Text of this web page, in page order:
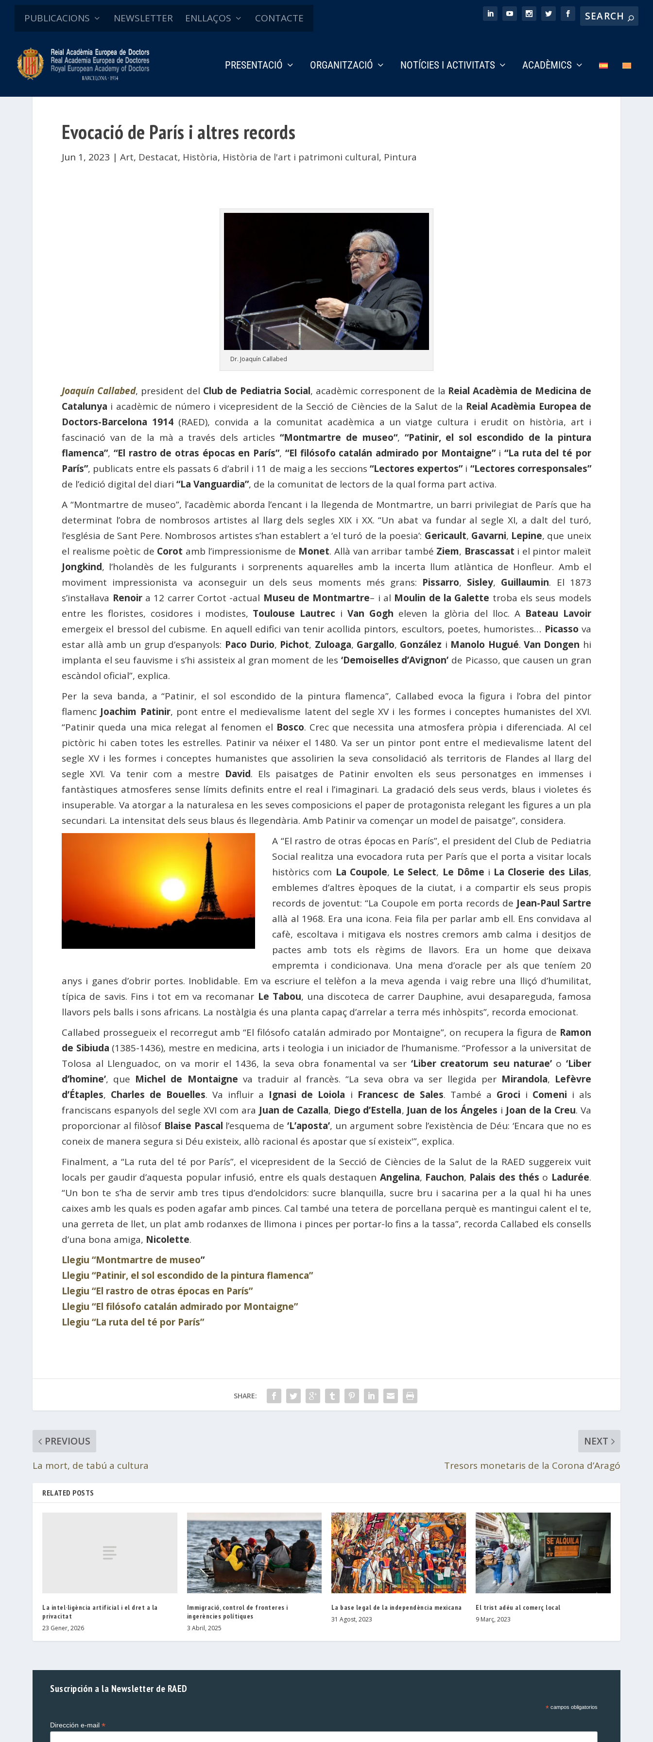
PUBLICACIONS NEWSLETTER ENLLAÇOS CONTACTE
PRESENTACIÓ ORGANITZACIÓ NOTÍCIES I ACTIVITATS ACADÈMICS
Evocació de París i altres records
Jun 1, 2023 |Art, Destacat, Història, Història de l'art i patrimoni cultural, Pintura
Dr. Joaquín Callabed
Joaquín Callabed, president del Club de Pediatria Social, acadèmic corresponent de la Reial Acadèmia de Medicina de
Catalunya i acadèmic de número i vicepresident de la Secció de Ciències de la Salut de la Reial Acadèmia Europea de
Doctors-Barcelona 1914 (RAED), convida a la comunitat acadèmica a un viatge cultura i erudit on història, art i
fascinació van de la mà a través dels articles “Montmartre de museo“, “Patinir, el sol escondido de la pintura
flamenca”, “El rastro de otras épocas en París”, “El filósofo catalán admirado por Montaigne”i “La ruta del té por
París”, publicats entre els passats 6 d’abril i 11 de maig a les seccions “Lectores expertos”i “Lectores corresponsales”
de l’edició digital del diari“La Vanguardia”, de la comunitat de lectors de la qual forma part activa.
A “Montmartre de museo”, l’acadèmic aborda l’encant i la llegenda de Montmartre, un barri privilegiat de París que ha
determinat l’obra de nombrosos artistes al llarg dels segles XIX i XX. “Un abat va fundar al segle XI, a dalt del turó,
l’església de Sant Pere. Nombrosos artistes s’han establert a ‘el turó de la poesia’: Gericault, Gavarni, Lepine, que uneix
el realisme poètic de Corot amb l’impressionisme de Monet. Allà van arribar també Ziem, Brascassat i el pintor maleït
Jongkind, l’holandès de les fulgurants i sorprenents aquarel·les amb la incerta llum atlàntica de Honfleur. Amb el
moviment impressionista va aconseguir un dels seus moments més grans: Pissarro, Sisley, Guillaumin. El 1873
s’instal·lava Renoira 12 carrer Cortot -actual Museu de Montmartre– i al Moulin de la Galette troba els seus models
entre les floristes, cosidores i modistes, Toulouse Lautrec iVan Gogh eleven la glòria del lloc. A Bateau Lavoir
emergeix el bressol del cubisme. En aquell edifici van tenir acollida pintors, escultors, poetes, humoristes… Picasso va
estar allà amb un grup d’espanyols: Paco Durio, Pichot, Zuloaga, Gargallo, González i Manolo Hugué.Van Dongen hi
implanta el seu fauvisme i s’hi assisteix al gran moment de les ‘Demoiselles d’Avignon’ de Picasso, que causen un gran
escàndol oficial”, explica.
Per la seva banda, a “Patinir, el sol escondido de la pintura flamenca”, Callabed evoca la figura i l’obra del pintor
flamenc Joachim Patinir, pont entre el medievalisme latent del segle XV i les formes i conceptes humanistes del XVI.
“Patinir queda una mica relegat al fenomen el Bosco. Crec que necessita una atmosfera pròpia i diferenciada. Al cel
pictòric hi caben totes les estrelles. Patinir va néixer el 1480. Va ser un pintor pont entre el medievalisme latent del
segle XV i les formes i conceptes humanistes que assolirien la seva consolidació als territoris de Flandes al llarg del
segle XVI. Va tenir com a mestre David. Els paisatges de Patinir envolten els seus personatges en immenses i
fantàstiques atmosferes sense límits definits entre el real i l’imaginari. La gradació dels seus verds, blaus i violetes és
insuperable. Va atorgar a la naturalesa en les seves composicions el paper de protagonista relegant les figures a un pla
secundari. La intensitat dels seus blaus és llegendària. Amb Patinir va començar un model de paisatge”, considera.
A “El rastro de otras épocas en París”, el president del Club de Pediatria
Social realitza una evocadora ruta per París que el porta a visitar locals
històrics com La Coupole, Le Select, Le Dôme i La Closerie des Lilas,
emblemes d’altres èpoques de la ciutat, i a compartir els seus propis
records de joventut: “La Coupole em porta records de Jean-Paul Sartre
allà al 1968. Era una icona. Feia fila per parlar amb ell. Ens convidava al
cafè, escoltava i mitigava els nostres cremors amb calma i desitjos de
pactes amb tots els règims de llavors. Era un home que deixava
empremta i condicionava. Una mena d’oracle per als que teníem 20
anys i ganes d’obrir portes. Inoblidable. Em va escriure el telèfon a la meva agenda i vaig rebre una lliçó d’humilitat,
típica de savis. Fins i tot em va recomanar Le Tabou, una discoteca de carrer Dauphine, avui desapareguda, famosa
llavors pels balls i sons africans. La nostàlgia és una planta capaç d’arrelar a terra més inhòspits”, recorda emocionat.
Callabed prossegueix el recorregut amb “El filósofo catalán admirado por Montaigne”, on recupera la figura de Ramon
de Sibiuda (1385-1436), mestre en medicina, arts i teologia i un iniciador de l’humanisme. “Professor a la universitat de
Tolosa al Llenguadoc, on va morir el 1436, la seva obra fonamental va ser ‘Liber creatorum seu naturae’ o ‘Liber
d’homine’, que Michel de Montaigne va traduir al francès. “La seva obra va ser llegida per Mirandola, Lefèvre
d’Étaples, Charles de Bouelles. Va influir a Ignasi de Loiola i Francesc de Sales. També a Groci i Comeni i als
franciscans espanyols del segle XVI com ara Juan de Cazalla, Diego d’Estella, Juan de los Ángeles i Joan de la Creu. Va
proporcionar al filòsof Blaise Pascal l’esquema de‘L’aposta’, un argument sobre l’existència de Déu: ‘Encara que no es
coneix de manera segura si Déu existeix, allò racional és apostar que sí existeix'”, explica.
Finalment, a “La ruta del té por París”, el vicepresident de la Secció de Ciències de la Salut de la RAED suggereix vuit
locals per gaudir d’aquesta popular infusió, entre els quals destaquen Angelina, Fauchon, Palais des thés o Ladurée.
“Un bon te s’ha de servir amb tres tipus d’endolcidors: sucre blanquilla, sucre bru i sacarina per a la qual hi ha unes
caixes amb les quals es poden agafar amb pinces. Cal també una tetera de porcellana perquè es mantingui calent el te,
una gerreta de llet, un plat amb rodanxes de llimona i pinces per portar-lo fins a la tassa”, recorda Callabed els consells
d’una bona amiga, Nicolette.
Llegiu “Montmartre de museo”
Llegiu “Patinir, el sol escondido de la pintura flamenca”
Llegiu “El rastro de otras épocas en París”
Llegiu “El filósofo catalán admirado por Montaigne”
Llegiu “La ruta del té por París”
SHARE:
PREVIOUS
La mort, de tabú a cultura
NEXT
Tresors monetaris de la Corona d’Aragó
RELATED POSTS
La intel·ligència artificial i el dret a la
privacitat
23 Gener, 2026
Immigració, control de fronteres i
ingerències polítiques
3 Abril, 2025
La base legal de la independència mexicana
31 Agost, 2023
El trist adéu al comerç local
9 Març, 2023
Suscripción a la Newsletter de RAED
*campos obligatorios
Dirección e-mail*